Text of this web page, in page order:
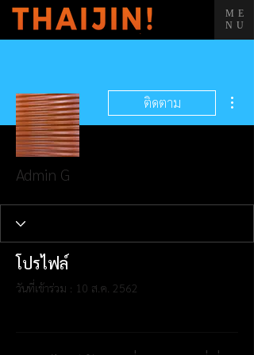
ME
NU
ติดตาม
Admin G
โปรไฟล์
วันที่เข้าร่วม : 10 ส.ค. 2562